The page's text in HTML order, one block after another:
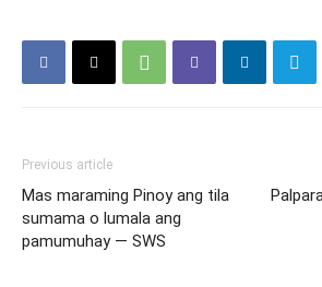
Previous article
Mas maraming Pinoy ang tila
sumama o lumala ang
pamumuhay — SWS